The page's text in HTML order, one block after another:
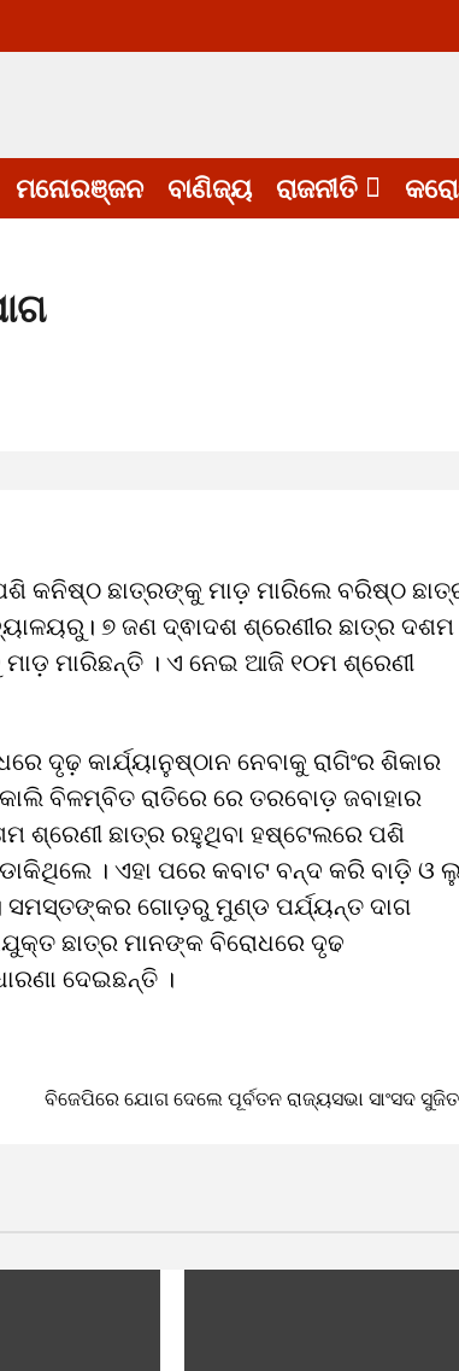
ମନୋରଞ୍ଜନ ବାଣିଜ୍ୟ ରାଜନୀତି
କନିଷ୍ଠ ଛାତ୍ରଙ୍କୁ ମାଡ଼ ମାରିଲେ ବରିଷ୍ଠ
୭ ଜଣ ଦ୍ଵାଦଶ ଶ୍ରେଣୀର ଛାତ୍ର ଦଶମ
ମାରିଛନ୍ତି । ଏ ନେଇ ଆଜି ୧୦ମ ଶ୍ରେଣୀ
ଦୃଢ଼ କାର୍ଯ୍ୟାନୁଷ୍ଠାନ ନେବାକୁ ରାଗିଂର ଶିକାର
ବିଳମ୍ବିତ ରାତିରେ ରେ ତରବୋଡ଼ ଜବାହାର
ଶ୍ରେଣୀ ଛାତ୍ର ରହୁଥିବା ହଷ୍ଟେଲରେ ପଶି
। ଏହା ପରେ କବାଟ ବନ୍ଦ କରି ବାଡ଼ି ଓ
ସମସ୍ତଙ୍କର ଗୋଡ଼ରୁ ମୁଣ୍ଡ ପର୍ଯ୍ୟନ୍ତ ଦାଗ
ଛାତ୍ର ମାନଙ୍କ ବିରୋଧରେ ଦୃଢ
ଦେଇଛନ୍ତି ।
ବିଜେପିରେ ଯୋଗ ଦେଲେ ପୂର୍ବତନ ରାଜ୍ୟସଭା ସାଂସଦ